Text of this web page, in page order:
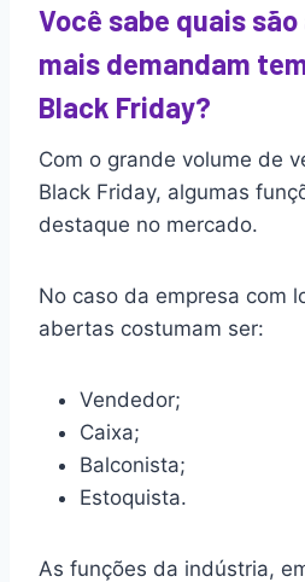
Você sabe quais
mais demandam
Black Friday?
Com o grande volume de
Black Friday, algumas
destaque no mercado.
No caso da empresa com
abertas costumam ser:
Vendedor;
Caixa;
Balconista;
Estoquista.
As funções da indústria,